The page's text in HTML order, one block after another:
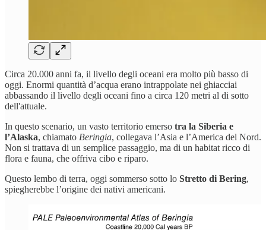
Circa 20.000 anni fa, il livello degli oceani era molto più basso di
oggi. Enormi quantità d’acqua erano intrappolate nei ghiacciai
abbassando il livello degli oceani fino a circa 120 metri al di sotto
dell'attuale.
In questo scenario, un vasto territorio emerso tra la Siberia e
l’Alaska, chiamato Beringia, collegava l’Asia e l’America del Nord.
Non si trattava di un semplice passaggio, ma di un habitat ricco di
flora e fauna, che offriva cibo e riparo.
Questo lembo di terra, oggi sommerso sotto lo Stretto di Bering,
spiegherebbe l’origine dei nativi americani.